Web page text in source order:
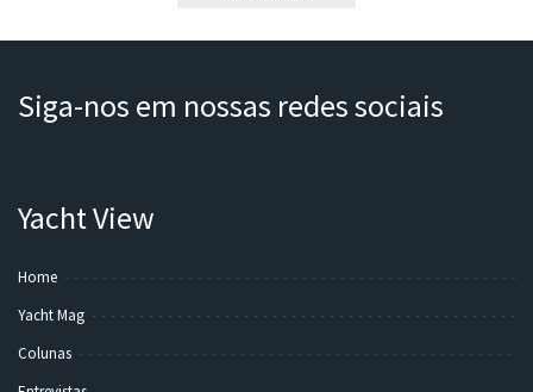
Siga-nos em nossas redes sociais
Yacht View
Home
Yacht Mag
Colunas